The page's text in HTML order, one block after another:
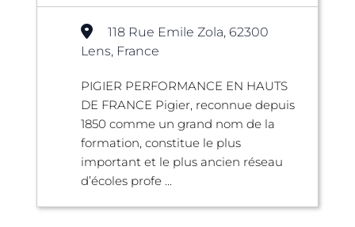
118 Rue Emile Zola, 62300
Lens, France
PIGIER PERFORMANCE EN HAUTS
DE FRANCE Pigier, reconnue depuis
1850 comme un grand nom de la
formation, constitue le plus
important et le plus ancien réseau
d’écoles profe ...